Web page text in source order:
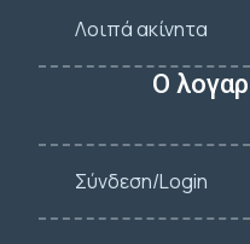
Λοιπά ακίνητα
Ο
Σύνδεση/Login